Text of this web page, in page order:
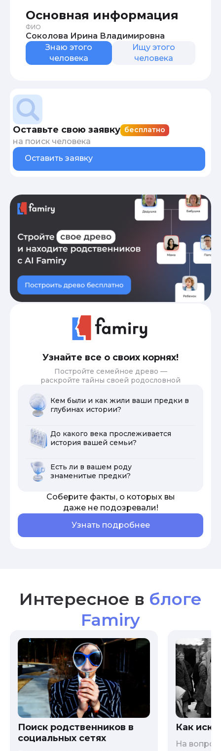
Основная информация
ФИО
Соколова Ирина Владимировна
Знаю этого
человека
Ищу этого
человека
Оставьте свою заявку бесплатно
на поиск человека
Оставить заявку
Узнайте все о своих корнях!
Постройте семейное древо —
раскройте тайны своей родословной
Кем были и как жили ваши предки в
глубинах истории?
До какого века прослеживается
история вашей семьи?
Есть ли в вашем роду
знаменитые предки?
Соберите факты, о которых вы
даже не подозревали!
Узнать подробнее
Интересное в блоге
Famiry
Поиск родственников в
социальных сетях
Как
На вопрос